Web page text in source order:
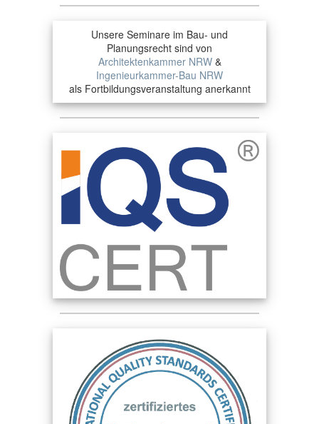
Unsere Seminare im Bau- und
Planungsrecht sind von
Architektenkammer NRW&
Ingenieurkammer-Bau NRW
als Fortbildungsveranstaltung anerkannt